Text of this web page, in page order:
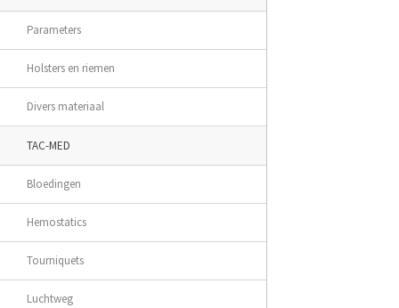
Parameters
Holsters en riemen
Divers materiaal
TAC-MED
Bloedingen
Hemostatics
Tourniquets
Luchtweg